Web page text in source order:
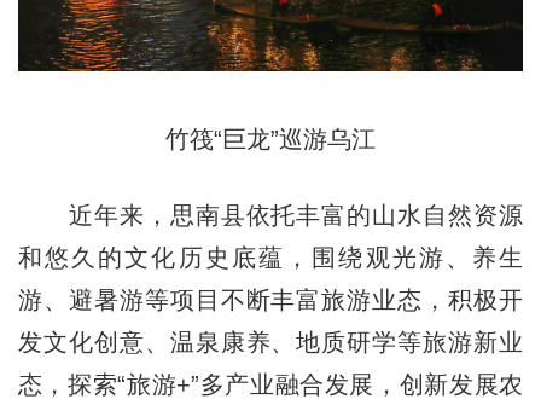
竹筏“巨龙”巡游乌江
近年来，思南县依托丰富的山水自然资源
和悠久的文化历史底蕴，围绕观光游、养生
游、避暑游等项目不断丰富旅游业态，积极开
发文化创意、温泉康养、地质研学等旅游新业
态，探索“旅游+”多产业融合发展，创新发展农